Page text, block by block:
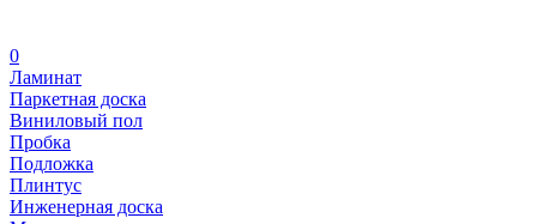
0
Ламинат
Паркетная доска
Виниловый пол
Пробка
Подложка
Плинтус
Инженерная доска